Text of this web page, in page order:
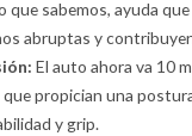
que sabemos, ayuda
abruptas y
El auto ahora va 10
que propician una
y grip.